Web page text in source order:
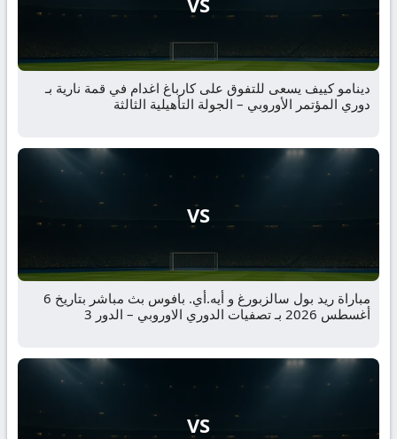
دينامو كييف يسعى للتفوق على كارباغ اغدام في قمة نارية بـ
دوري المؤتمر الأوروبي – الجولة التأهيلية الثالثة
VS
مباراة ريد بول سالزبورغ و أيه.أي. بافوس بث مباشر بتاريخ 6
أغسطس 2026 بـ تصفيات الدوري الاوروبي – الدور 3
VS